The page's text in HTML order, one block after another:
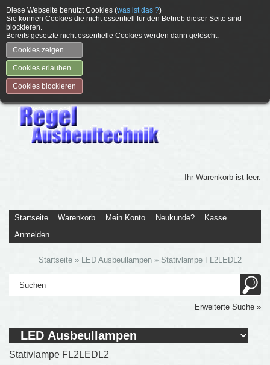
Diese Webseite benutzt Cookies (was ist das ?)
Sie können Cookies die nicht essentiell für den Betrieb dieser Seite sind
blockieren.
Bereits gesetzte nicht essentielle Cookies werden dann gelöscht.
Cookies zeigen
Cookies erlauben
Cookies blockieren
Ihr Warenkorb ist leer.
Startseite Warenkorb Mein Konto Neukunde?
Kasse
Anmelden
Startseite » LED Ausbeullampen » Stativlampe FL2LEDL2
Erweiterte Suche »
Stativlampe FL2LEDL2